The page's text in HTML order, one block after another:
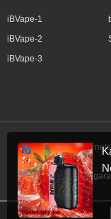
iBVape-1
iBVape-2
iBVape-3
IBVape
Link: Elektronik Sigara